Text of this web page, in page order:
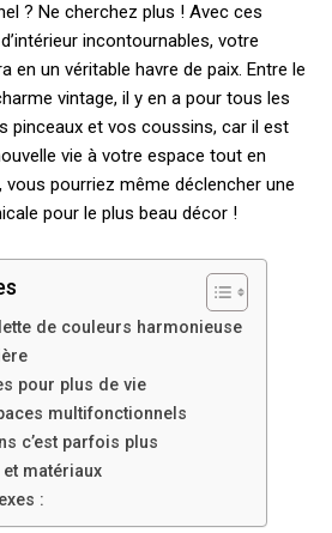
? Ne cherchez plus ! Avec ces
incontournables, votre
en un véritable havre de paix. Entre le
vintage, il y en a pour tous les
pinceaux et vos coussins, car il est
vie à votre espace tout en
vous pourriez même déclencher une
pour le plus beau décor !
de couleurs harmonieuse
pour plus de vie
multifonctionnels
c’est parfois plus
matériaux
: